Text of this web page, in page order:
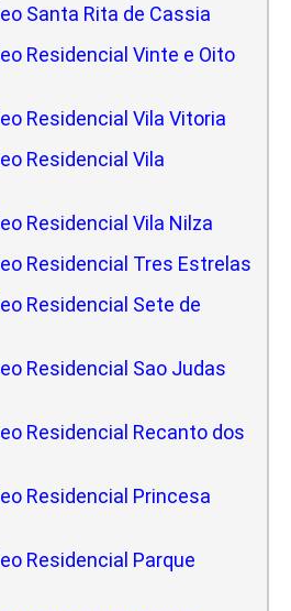
Santa Rita de Cassia
Residencial Vinte e Oito
Residencial Vila Vitoria
Residencial Vila
Residencial Vila Nilza
Residencial Tres Estrelas
Residencial Sete de
Residencial Sao Judas
Residencial Recanto dos
Residencial Princesa
Residencial Parque